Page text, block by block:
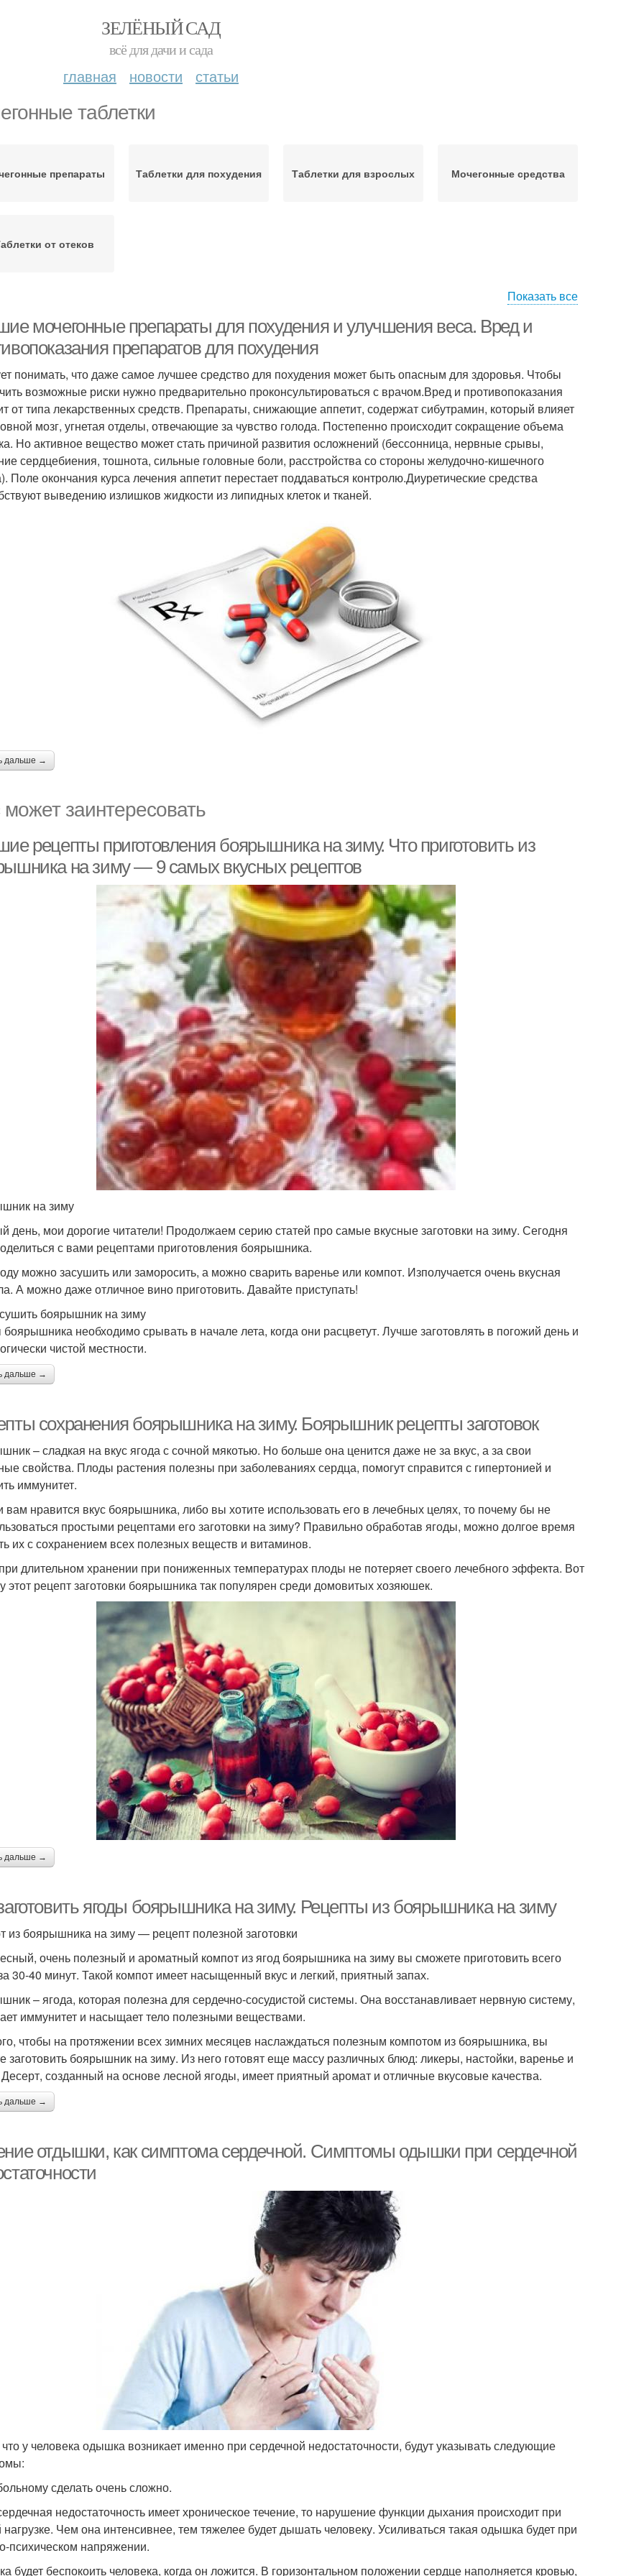
ЗЕЛЁНЫЙ САД
всё для дачи и сада
главная новости статьи
таблетки
препараты Таблетки для похудения Таблетки для взрослых Мочегонные средства
от отеков
Показать все
мочегонные препараты для похудения и улучшения веса. Вред и
препаратов для похудения
понимать, что даже самое лучшее средство для похудения может быть опасным для здоровья. Чтобы
возможные риски нужно предварительно проконсультироваться с врачом.Вред и противопоказания
от типа лекарственных средств. Препараты, снижающие аппетит, содержат сибутрамин, который влияет
мозг, угнетая отделы, отвечающие за чувство голода. Постепенно происходит сокращение объема
Но активное вещество может стать причиной развития осложнений (бессонница, нервные срывы,
сердцебиения, тошнота, сильные головные боли, расстройства со стороны желудочно-кишечного
Поле окончания курса лечения аппетит перестает поддаваться контролю.Диуретические средства
выведению излишков жидкости из липидных клеток и тканей.
дальше →
заинтересовать
рецепты приготовления боярышника на зиму. Что приготовить из
на зиму — 9 самых вкусных рецептов
на зиму
день, мои дорогие читатели! Продолжаем серию статей про самые вкусные заготовки на зиму. Сегодня
с вами рецептами приготовления боярышника.
можно засушить или заморосить, а можно сварить варенье или компот. Изполучается очень вкусная
А можно даже отличное вино приготовить. Давайте приступать!
боярышник на зиму
необходимо срывать в начале лета, когда они расцветут. Лучше заготовлять в погожий день и
чистой местности.
дальше →
сохранения боярышника на зиму. Боярышник рецепты заготовок
– сладкая на вкус ягода с сочной мякотью. Но больше она ценится даже не за вкус, а за свои
свойства. Плоды растения полезны при заболеваниях сердца, помогут справится с гипертонией и
иммунитет.
вам нравится вкус боярышника, либо вы хотите использовать его в лечебных целях, то почему бы не
простыми рецептами его заготовки на зиму? Правильно обработав ягоды, можно долгое время
их с сохранением всех полезных веществ и витаминов.
длительном хранении при пониженных температурах плоды не потеряет своего лечебного эффекта. Вот
этот рецепт заготовки боярышника так популярен среди домовитых хозяюшек.
дальше →
ягоды боярышника на зиму. Рецепты из боярышника на зиму
из боярышника на зиму — рецепт полезной заготовки
очень полезный и ароматный компот из ягод боярышника на зиму вы сможете приготовить всего
30-40 минут. Такой компот имеет насыщенный вкус и легкий, приятный запах.
– ягода, которая полезна для сердечно-сосудистой системы. Она восстанавливает нервную систему,
иммунитет и насыщает тело полезными веществами.
чтобы на протяжении всех зимних месяцев наслаждаться полезным компотом из боярышника, вы
заготовить боярышник на зиму. Из него готовят еще массу различных блюд: ликеры, настойки, варенье и
созданный на основе лесной ягоды, имеет приятный аромат и отличные вкусовые качества.
дальше →
отдышки, как симптома сердечной. Симптомы одышки при сердечной
у человека одышка возникает именно при сердечной недостаточности, будут указывать следующие
сделать очень сложно.
недостаточность имеет хроническое течение, то нарушение функции дыхания происходит при
Чем она интенсивнее, тем тяжелее будет дышать человеку. Усиливаться такая одышка будет при
психическом напряжении.
будет беспокоить человека, когда он ложится. В горизонтальном положении сердце наполняется кровью,